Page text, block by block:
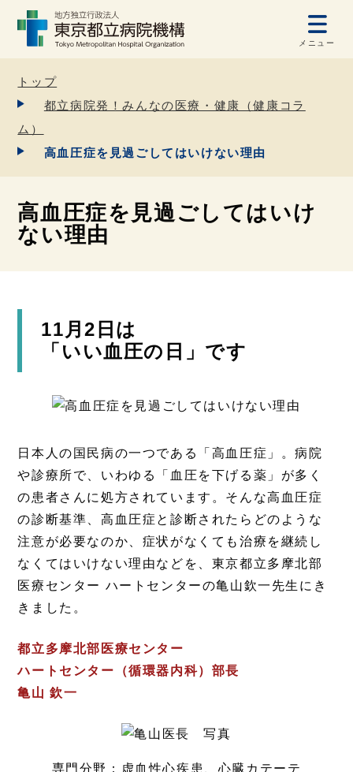
メニュー
トップ
都立病院発！みんなの医療・健康（健康コラ
ム）
高血圧症を見過ごしてはいけない理由
高血圧症を見過ごしてはいけ
ない理由
11月2日は
「いい血圧の日」です
日本人の国民病の一つである「高血圧症」。病院
や診療所で、いわゆる「血圧を下げる薬」が多く
の患者さんに処方されています。そんな高血圧症
の診断基準、高血圧症と診断されたらどのような
注意が必要なのか、症状がなくても治療を継続し
なくてはいけない理由などを、東京都立多摩北部
医療センター ハートセンターの亀山欽一先生にき
きました。
都立多摩北部医療センター
ハートセンター（循環器内科）部長
亀山 欽一
専門分野：虚血性心疾患、心臓カテーテ